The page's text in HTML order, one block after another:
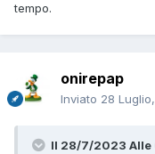
tempo.
onirepap
Inviato 28
Il 28/7/2023 Alle